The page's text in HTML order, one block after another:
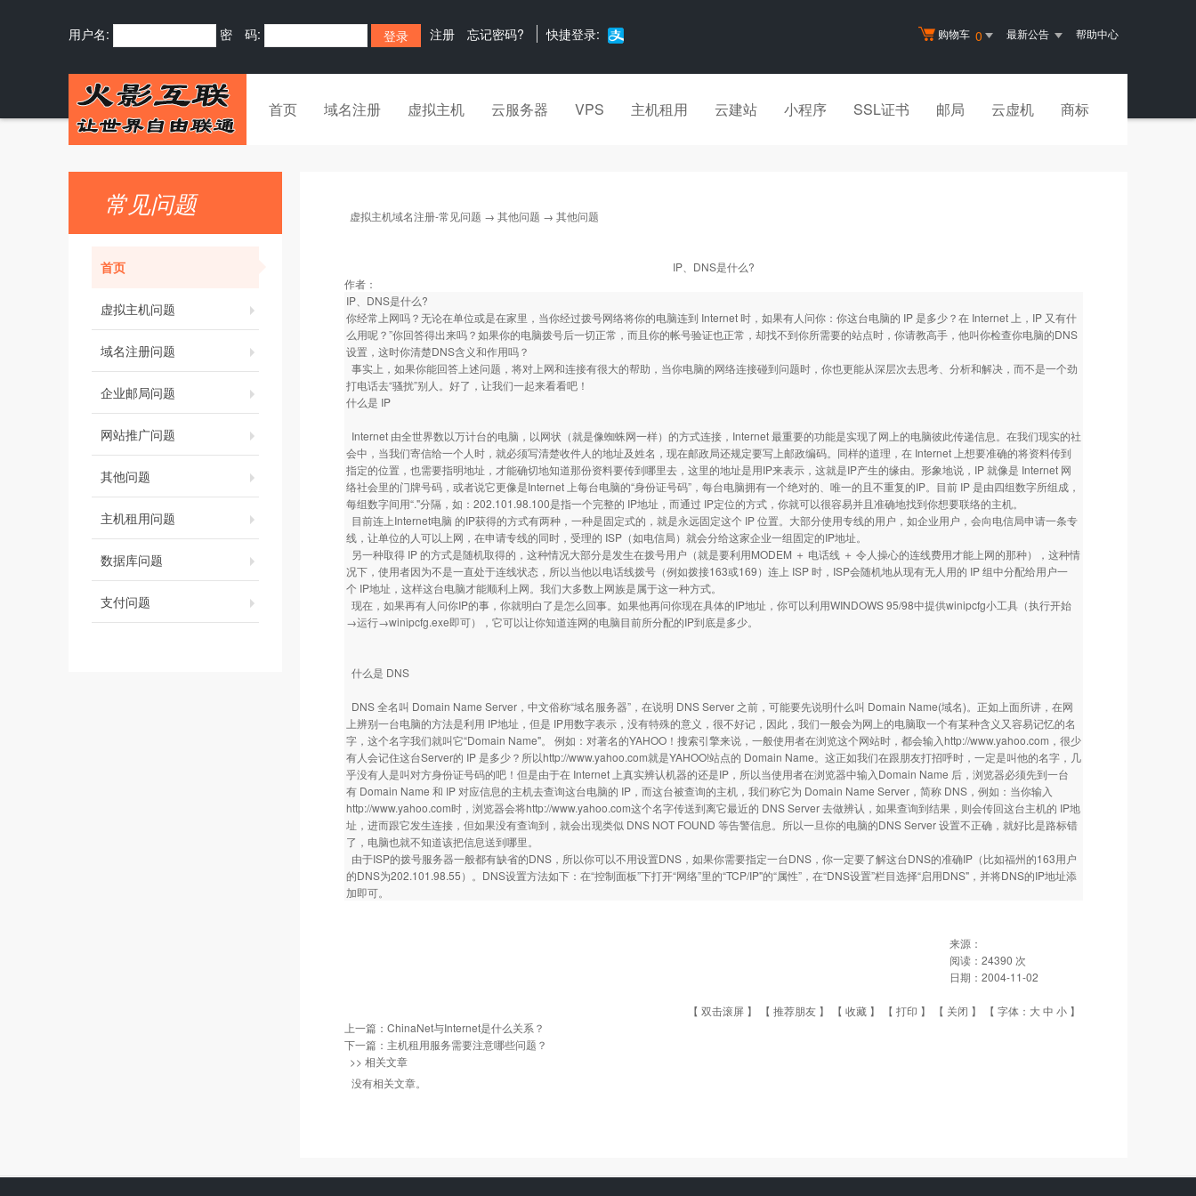
购物车 0 最新公告 帮助中心
用户名: 密 码: 注册 忘记密码? 快捷登录:
首页 域名注册 虚拟主机 云服务器 VPS 主机租用 云建站 小程序 SSL证书 邮局 云虚机 商标
常见问题
首页
虚拟主机问题
域名注册问题
企业邮局问题
网站推广问题
其他问题
主机租用问题
数据库问题
支付问题
虚拟主机域名注册-常见问题 → 其他问题 → 其他问题
IP、DNS是什么?
作者：
IP、DNS是什么?
你经常上网吗？无论在单位或是在家里，当你经过拨号网络将你的电脑连到 Internet 时，如果有人问你：你这台电脑的 IP 是多少？在 Internet 上，IP 又有什
么用呢？”你回答得出来吗？如果你的电脑拨号后一切正常，而且你的帐号验证也正常，却找不到你所需要的站点时，你请教高手，他叫你检查你电脑的DNS
设置，这时你清楚DNS含义和作用吗？
事实上，如果你能回答上述问题，将对上网和连接有很大的帮助，当你电脑的网络连接碰到问题时，你也更能从深层次去思考、分析和解决，而不是一个劲
打电话去“骚扰”别人。好了，让我们一起来看看吧！
什么是 IP
Internet 由全世界数以万计台的电脑，以网状（就是像蜘蛛网一样）的方式连接，Internet 最重要的功能是实现了网上的电脑彼此传递信息。在我们现实的社
会中，当我们寄信给一个人时，就必须写清楚收件人的地址及姓名，现在邮政局还规定要写上邮政编码。同样的道理，在 Internet 上想要准确的将资料传到
指定的位置，也需要指明地址，才能确切地知道那份资料要传到哪里去，这里的地址是用IP来表示，这就是IP产生的缘由。形象地说，IP 就像是 Internet 网
络社会里的门牌号码，或者说它更像是Internet 上每台电脑的“身份证号码”，每台电脑拥有一个绝对的、唯一的且不重复的IP。目前 IP 是由四组数字所组成，
每组数字间用“."分隔，如：202.101.98.100是指一个完整的 IP地址，而通过 IP定位的方式，你就可以很容易并且准确地找到你想要联络的主机。
目前连上Internet电脑 的IP获得的方式有两种，一种是固定式的，就是永远固定这个 IP 位置。大部分使用专线的用户，如企业用户，会向电信局申请一条专
线，让单位的人可以上网，在申请专线的同时，受理的 ISP（如电信局）就会分给这家企业一组固定的IP地址。
另一种取得 IP 的方式是随机取得的，这种情况大部分是发生在拨号用户（就是要利用MODEM ＋ 电话线 ＋ 令人操心的连线费用才能上网的那种），这种情
况下，使用者因为不是一直处于连线状态，所以当他以电话线拨号（例如拨接163或169）连上 ISP 时，ISP会随机地从现有无人用的 IP 组中分配给用户一
个 IP地址，这样这台电脑才能顺利上网。我们大多数上网族是属于这一种方式。
现在，如果再有人问你IP的事，你就明白了是怎么回事。如果他再问你现在具体的IP地址，你可以利用WINDOWS 95/98中提供winipcfg小工具（执行开始
→运行→winipcfg.exe即可），它可以让你知道连网的电脑目前所分配的IP到底是多少。
什么是 DNS
DNS 全名叫 Domain Name Server，中文俗称“域名服务器”，在说明 DNS Server 之前，可能要先说明什么叫 Domain Name(域名)。正如上面所讲，在网
上辨别一台电脑的方法是利用 IP地址，但是 IP用数字表示，没有特殊的意义，很不好记，因此，我们一般会为网上的电脑取一个有某种含义又容易记忆的名
字，这个名字我们就叫它“Domain Name"。 例如：对著名的YAHOO！搜索引擎来说，一般使用者在浏览这个网站时，都会输入http://www.yahoo.com，很少
有人会记住这台Server的 IP 是多少？所以http://www.yahoo.com就是YAHOO!站点的 Domain Name。这正如我们在跟朋友打招呼时，一定是叫他的名字，几
乎没有人是叫对方身份证号码的吧！但是由于在 Internet 上真实辨认机器的还是IP，所以当使用者在浏览器中输入Domain Name 后，浏览器必须先到一台
有 Domain Name 和 IP 对应信息的主机去查询这台电脑的 IP，而这台被查询的主机，我们称它为 Domain Name Server，简称 DNS，例如：当你输入
http://www.yahoo.com时，浏览器会将http://www.yahoo.com这个名字传送到离它最近的 DNS Server 去做辨认，如果查询到结果，则会传回这台主机的 IP地
址，进而跟它发生连接，但如果没有查询到，就会出现类似 DNS NOT FOUND 等告警信息。所以一旦你的电脑的DNS Server 设置不正确，就好比是路标错
了，电脑也就不知道该把信息送到哪里。
由于ISP的拨号服务器一般都有缺省的DNS，所以你可以不用设置DNS，如果你需要指定一台DNS，你一定要了解这台DNS的准确IP（比如福州的163用户
的DNS为202.101.98.55）。DNS设置方法如下：在“控制面板”下打开“网络”里的“TCP/IP"的“属性”，在“DNS设置”栏目选择“启用DNS"，并将DNS的IP地址添
加即可。
来源：
阅读： 24390 次
日期： 2004-11-02
【 双击滚屏 】 【 推荐朋友 】 【 收藏 】 【 打印 】 【 关闭 】 【 字体： 大中 小 】
上一篇： ChinaNet与Internet是什么关系？
下一篇： 主机租用服务需要注意哪些问题？
>> 相关文章
没有相关文章。